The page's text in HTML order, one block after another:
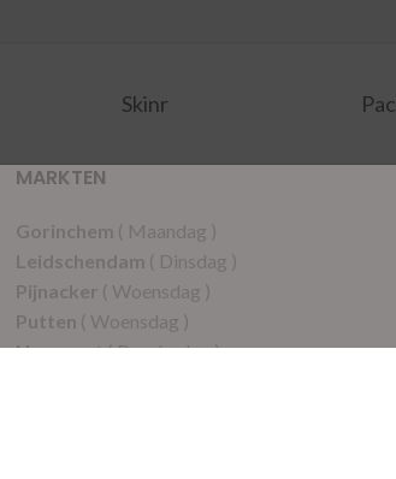
Skinr
MARKTEN
Gorinchem ( Maandag )
Leidschendam ( Dinsdag )
Pijnacker ( Woensdag )
Putten ( Woensdag )
Nunspeet( Donderdag )